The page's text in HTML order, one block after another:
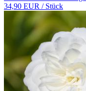
34,90 EUR / Stück